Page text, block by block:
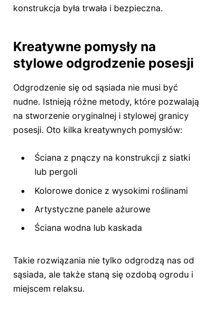
konstrukcja była trwała i bezpieczna.
Kreatywne pomysły na
stylowe odgrodzenie posesji
Odgrodzenie się od sąsiada nie musi być
nudne. Istnieją różne metody, które pozwalają
na stworzenie oryginalnej i stylowej granicy
posesji. Oto kilka kreatywnych pomysłów:
Ściana z pnączy na konstrukcji z siatki
lub pergoli
Kolorowe donice z wysokimi roślinami
Artystyczne panele ażurowe
Ściana wodna lub kaskada
Takie rozwiązania nie tylko odgrodzą nas od
sąsiada, ale także staną się ozdobą ogrodu i
miejscem relaksu.